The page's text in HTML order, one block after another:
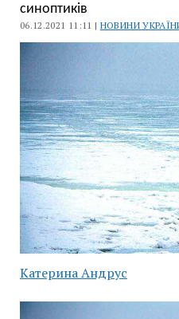
синоптиків
06.12.2021 11:11 | НОВИНИ
Катерина Андрус